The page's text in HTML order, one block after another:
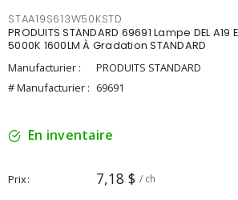
STAA19S613W50KSTD
PRODUITS STANDARD 69691 Lampe DEL A19
5000K 1600LM À Gradation STANDARD
Manufacturier :
PRODUITS STANDARD
# Manufacturier : 69691
En inventaire
Prix 7,18 $ / ch